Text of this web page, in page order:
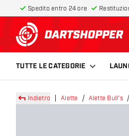
Spedito entro 24 ore
torna alla home
TUTTE LE CATEGORIE
Indietro Alette Alette Bull's